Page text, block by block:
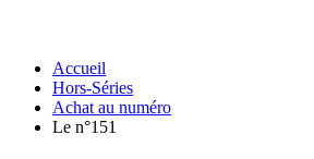
Accueil
Hors-Séries
Achat au numéro
Le n°151